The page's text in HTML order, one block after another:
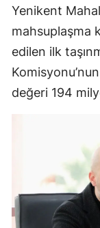
Yenikent
mahsuplaşma
edilen ilk
değeri 194